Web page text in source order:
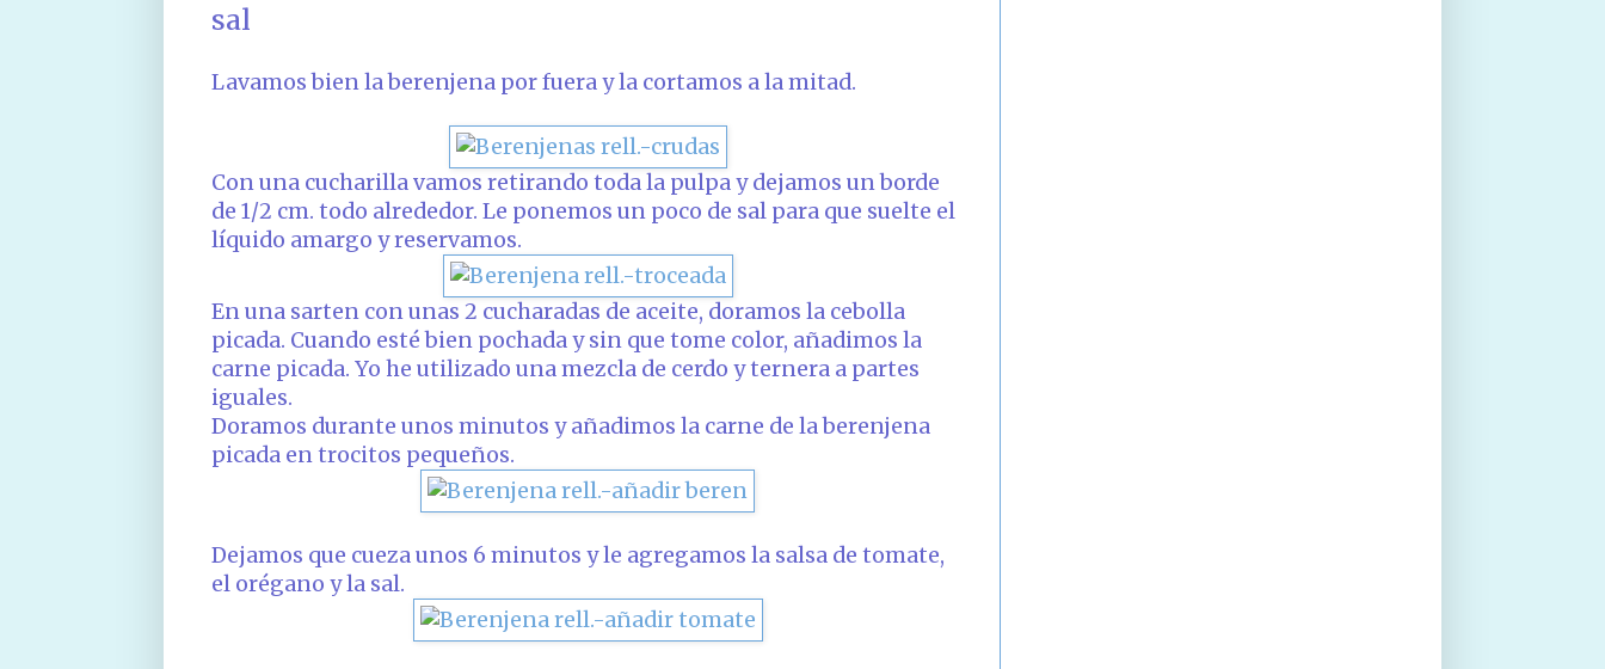
sal
Lavamos bien la berenjena por fuera y la cortamos a la mitad.
Con una cucharilla vamos retirando toda la pulpa y dejamos un borde
de 1/2 cm. todo alrededor. Le ponemos un poco de sal para que suelte el
líquido amargo y reservamos.
En una sarten con unas 2 cucharadas de aceite, doramos la cebolla
picada. Cuando esté bien pochada y sin que tome color, añadimos la
carne picada. Yo he utilizado una mezcla de cerdo y ternera a partes
iguales.
Doramos durante unos minutos y añadimos la carne de la berenjena
picada en trocitos pequeños.
Dejamos que cueza unos 6 minutos y le agregamos la salsa de tomate,
el orégano y la sal.